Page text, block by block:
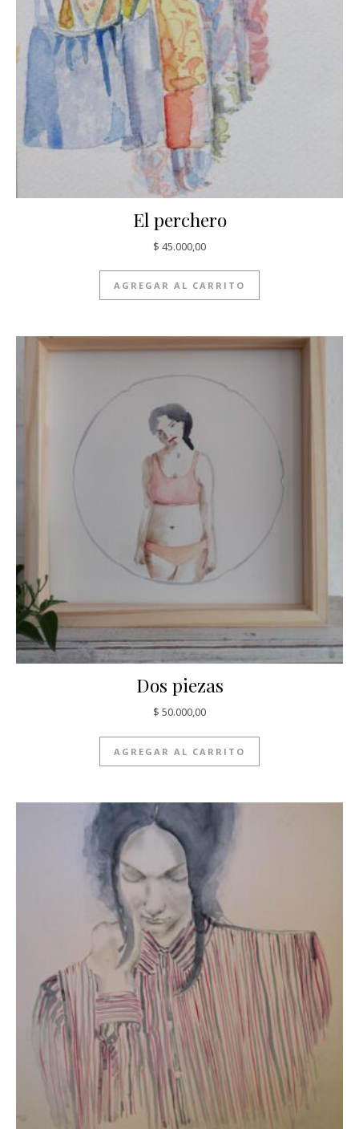
El perchero
$ 45.000,00
AGREGAR AL CARRITO
Dos piezas
$ 50.000,00
AGREGAR AL CARRITO